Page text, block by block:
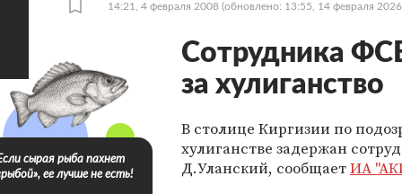
14:21, 4 февраля 2008 (обновлено: 13:55, 14 февраля
Сотрудника
за хулиганство
В столице Киргизии по
хулиганстве задержан
Д.Уланский, сообщаетИА
сырая рыба пахнет
ее лучше не есть!